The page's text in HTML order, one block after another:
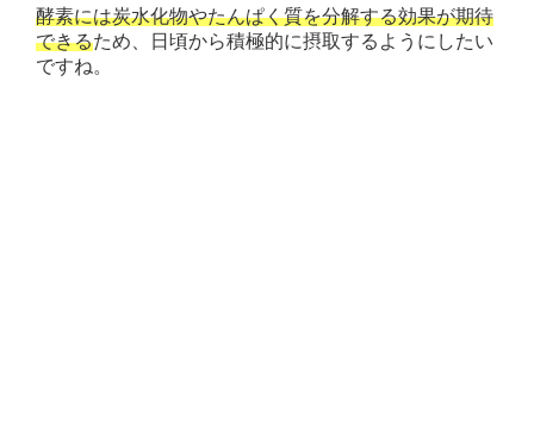
酵素には炭水化物やたんぱく質を分解する効果が期待
できるため、日頃から積極的に摂取するようにしたい
ですね。